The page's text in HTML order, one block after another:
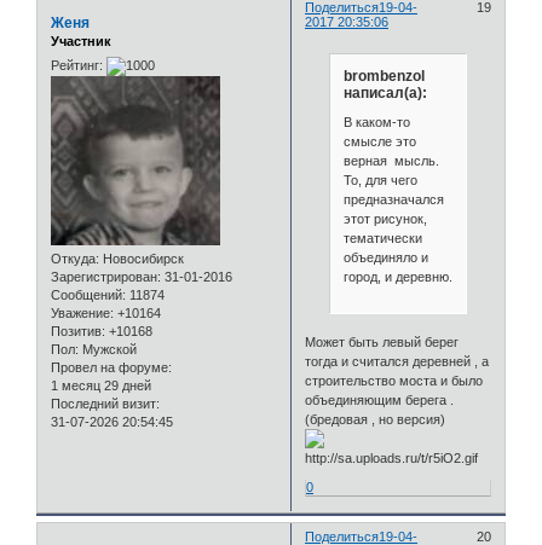
Поделиться 19
19-04-
2017 20:35:06
Женя
Участник
Рейтинг:
Откуда: Новосибирск
Зарегистрирован: 31-01-2016
Сообщений: 11874
Уважение: +10164
Позитив: +10168
Пол: Мужской
Провел на форуме:
1 месяц 29 дней
Последний визит:
31-07-2026 20:54:45
brombenzol
написал(а):
В каком-то
смысле это
верная мысль.
То, для чего
предназначался
этот рисунок,
тематически
объединяло и
город, и деревню.
Может быть левый берег
тогда и считался деревней , а
строительство моста и было
объединяющим берега .
(бредовая , но версия)
0
Поделиться 20
19-04-